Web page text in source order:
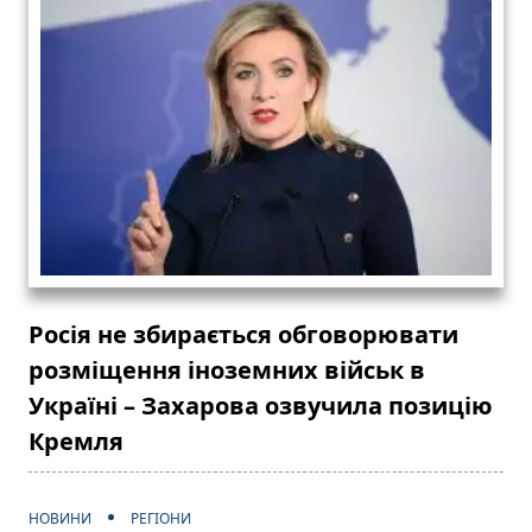
Росія не збирається обговорювати
розміщення іноземних військ в
Україні – Захарова озвучила позицію
Кремля
НОВИНИ РЕГІОНИ